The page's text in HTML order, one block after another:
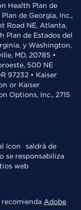
Health Plan de
de Georgia, Inc.,
Road NE, Atlanta,
Plan de Estados del
y Washington,
MD, 20785 •
500 NE
97232 • Kaiser
or Kaiser
Options, Inc., 2715
saldrá de
se responsabiliza
web
Adobe